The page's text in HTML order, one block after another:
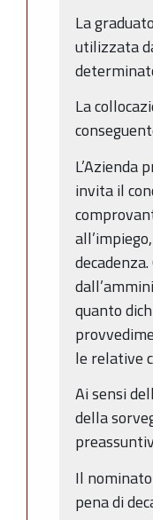
La
utilizzata
La
L’Azienda
invita il
quanto
le relative
Ai sensi
della
Il
pena di